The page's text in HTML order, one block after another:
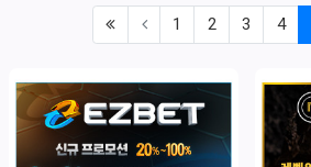
(first) 1 2 3 4